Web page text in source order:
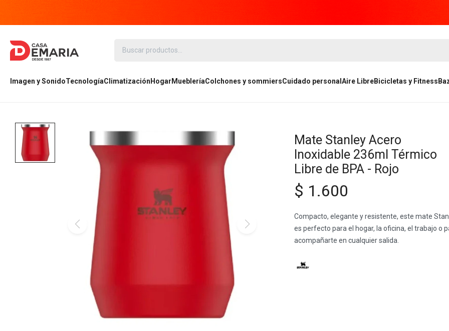
Imagen y SonidoTecnologíaClimatización Hogar MuebleríaColchones y sommiersCuidado personal Aire LibreBicicletas y Fitness
Mate Stanley Acero
Inoxidable 236ml Térmico
Libre de BPA - Rojo
$ 1.600
Compacto, elegante y resistente, este mate
es perfecto para el hogar, la oficina, el trabajo o
acompañarte en cualquier salida.